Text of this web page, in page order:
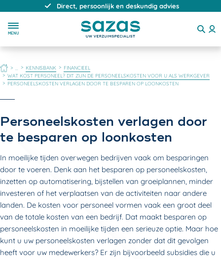
Direct, persoonlijk en deskundig advies
MENU
HOME KENNISBANK
FINANCIEEL
WAT KOST PERSONEEL? DIT ZIJN DE PERSONEELSKOSTEN VOOR U ALS WERKGEVER
PERSONEELSKOSTEN VERLAGEN DOOR TE BESPAREN OP LOONKOSTEN
Personeelskosten verlagen door
te besparen op loonkosten
In moeilijke tijden overwegen bedrijven vaak om besparingen
door te voeren. Denk aan het besparen op personeelskosten,
inzetten op automatisering, bijstellen van groeiplannen, minder
investeren of het verplaatsen van de activiteiten naar andere
landen. De kosten voor personeel vormen vaak een groot deel
van de totale kosten van een bedrijf. Dat maakt besparen op
personeelskosten in moeilijke tijden een serieuze optie. Maar hoe
kunt u uw personeelskosten verlagen zonder dat dit gevolgen
heeft voor uw medewerkers? Er zijn bijvoorbeeld subsidies die u